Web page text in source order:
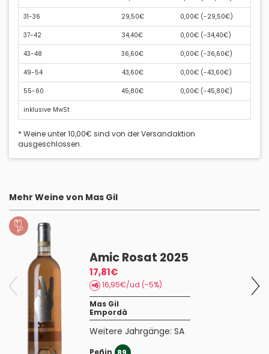
31-36 29,50€ 0,00€ (-29,50€)
37-42 34,40€ 0,00€ (-34,40€)
43-48 36,60€ 0,00€ (-36,60€)
49-54 43,60€ 0,00€ (-43,60€)
55-60 45,80€ 0,00€ (-45,80€)
inklusive MwSt
* Weine unter 10,00€ sind von der Versandaktion
ausgeschlossen.
Mehr Weine von Mas Gil
Amic Rosat 2025
17,81€
16,95€/ud (-5%)
Mas Gil
Empordà
Weitere Jahrgänge:SA